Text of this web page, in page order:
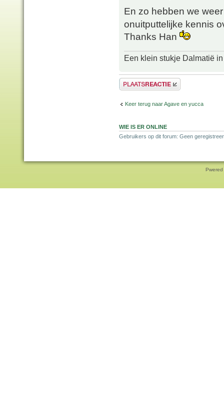
En zo hebben we
onuitputtelijke kennis
Thanks Han
Een klein stukje Dalmatië
Plaats een reactie
Keer terug naar Agave en yucca
WIE IS ER ONLINE
Gebruikers op dit forum: Geen